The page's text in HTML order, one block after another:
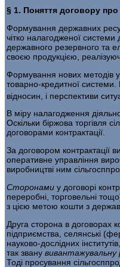
§ 1. Поняття договору про
Формування державних
чітко налагодженої системи
державного резервного та
своєю про­дукцією,
Формування нових методів
товарно-кредитної системи.
відносин, і перспективи
В міру налагодження
Оскільки біржова торгівля
договорами контрактації.
За договором контрактації
оперативне управління
виробництві ним
Сторонами у договорі
переробні, торговельні
з цією метою кошти з
Друга сторона в договорах
підприємства, селянські
науково-дослідних
так звану вивантажувальну
Тоді просування